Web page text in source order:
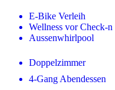
E-Bike Verleih
Wellness vor Check-
Aussenwhirlpool
Doppelzimmer
4-Gang Abendessen